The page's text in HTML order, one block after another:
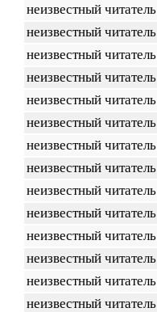
неизвестный читатель
неизвестный читатель
неизвестный читатель
неизвестный читатель
неизвестный читатель
неизвестный читатель
неизвестный читатель
неизвестный читатель
неизвестный читатель
неизвестный читатель
неизвестный читатель
неизвестный читатель
неизвестный читатель
неизвестный читатель